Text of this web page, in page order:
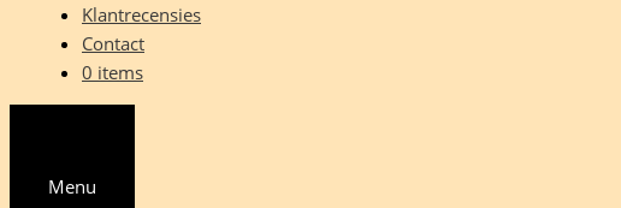
Klantrecensies
Contact
0 items
Menu